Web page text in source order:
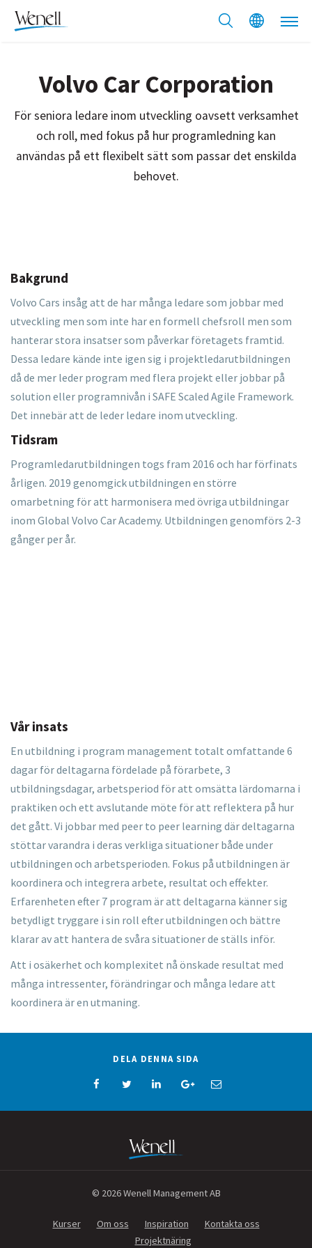
Volvo Car Corporation
För seniora ledare inom utveckling oavsett verksamhet
och roll, med fokus på hur programledning kan
användas på ett flexibelt sätt som passar det enskilda
behovet.
Bakgrund
Volvo Cars insåg att de har många ledare som jobbar med
utveckling men som inte har en formell chefsroll men som
hanterar stora insatser som påverkar företagets framtid.
Dessa ledare kände inte igen sig i projektledarutbildningen
då de mer leder program med flera projekt eller jobbar på
solution eller programnivån i SAFE Scaled Agile Framework.
Det innebär att de leder ledare inom utveckling.
Tidsram
Programledarutbildningen togs fram 2016 och har förfinats
årligen. 2019 genomgick utbildningen en större
omarbetning för att harmonisera med övriga utbildningar
inom Global Volvo Car Academy. Utbildningen genomförs 2-3
gånger per år.
Vår insats
En utbildning i program management totalt omfattande 6
dagar för deltagarna fördelade på förarbete, 3
utbildningsdagar, arbetsperiod för att omsätta lärdomarna i
praktiken och ett avslutande möte för att reflektera på hur
det gått. Vi jobbar med peer to peer learning där deltagarna
stöttar varandra i deras verkliga situationer både under
utbildningen och arbetsperioden. Fokus på utbildningen är
koordinera och integrera arbete, resultat och effekter.
Erfarenheten efter 7 program är att deltagarna känner sig
betydligt tryggare i sin roll efter utbildningen och bättre
klarar av att hantera de svåra situationer de ställs inför.
Att i osäkerhet och komplexitet nå önskade resultat med
många intressenter, förändringar och många ledare att
koordinera är en utmaning.
DELA DENNA SIDA
© 2026 Wenell Management AB
Kurser Om oss Inspiration
Kontakta oss
Projektnäring